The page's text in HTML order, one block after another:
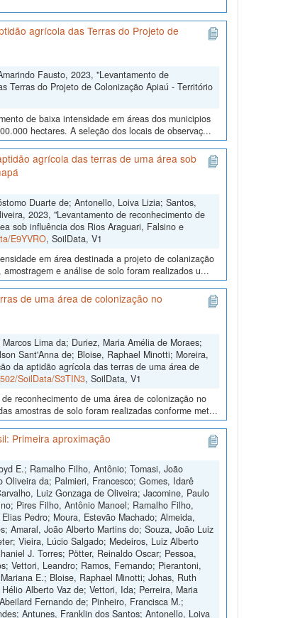
agrícola das Terras do Projeto de
Fausto, 2023, "Levantamento de
Terras do Projeto de Colonização Apiaú - Território
de baixa intensidade em áreas dos municipios
hectares. A seleção dos locais de observaç...
agrícola das terras de uma área sob
Duarte de; Antonello, Loiva Lizia; Santos,
2023, "Levantamento de reconhecimento de
sob influência dos Rios Araguari, Falsino e
E9YVRO, SoilData, V1
em área destinada a projeto de colanização
e análise de solo foram realizados u...
de uma área de colonização no
Lima da; Duriez, Maria Amélia de Moraes;
Sant'Anna de; Bloise, Raphael Minotti; Moreira,
da aptidão agrícola das terras de uma área de
SoilData/S3TIN3, SoilData, V1
reconhecimento de uma área de colonização no
amostras de solo foram realizadas conforme met...
Primeira aproximação
E.; Ramalho Filho, Antônio; Tomasi, João
da; Palmieri, Francesco; Gomes, Idarê
Luiz Gonzaga de Oliveira; Jacomine, Paulo
Pires Filho, Antônio Manoel; Ramalho Filho,
Pedro; Moura, Estevão Machado; Almeida,
Amaral, João Alberto Martins do; Souza, João Luiz
Vieira, Lúcio Salgado; Medeiros, Luiz Alberto
J. Torres; Pötter, Reinaldo Oscar; Pessoa,
Vettori, Leandro; Ramos, Fernando; Pierantoni,
E.; Bloise, Raphael Minotti; Johas, Ruth
Alberto Vaz de; Vettori, Ida; Perreira, Maria
Fernando de; Pinheiro, Francisca M.;
Antunes, Franklin dos Santos; Antonello, Loiva